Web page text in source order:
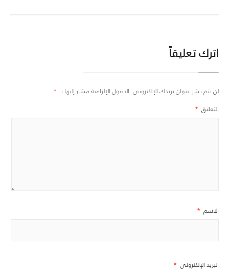
اترك تعليقاً
لن يتم نشر عنوان بريدك الإلكتروني. الحقول الإلزامية مشار إليها بـ *
التعليق *
الاسم *
البريد الإلكتروني *